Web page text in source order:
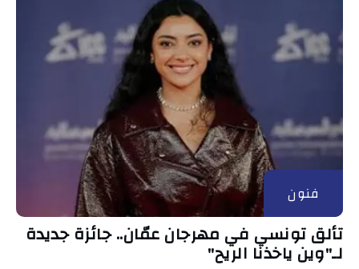
فنون
تألق تونسي في مهرجان عمّان.. جائزة جديدة
لـ"وين ياخذنا الريح"